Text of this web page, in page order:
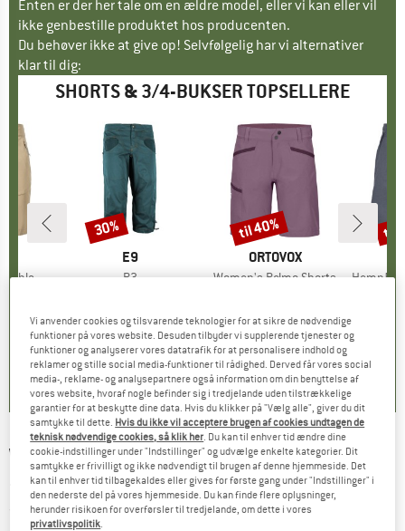
Enten er der her tale om en ældre model, eller vi kan eller vil
ikke genbestille produktet hos producenten.
Du behøver ikke at give op! Selvfølgelig har vi alternativer
klar til dig:
SHORTS & 3/4-BUKSER TOPSELLERE
)
MÆRKE
E9
Artikel
R3
5,0(5)
Rabat
30%
MÆRKE
ORTOVOX
Artikel
Women's Pelmo Shorts
+1
4,8(37)
Rabat
til 40%
Artikel
Hemp53
til
WE NORWEGIANS -Women's Salt Bikershorts
- Shorts
(0)
Vi anvender cookies og tilsvarende teknologier for at sikre de nødvendige
funktioner på vores website. Desuden tilbyder vi supplerende tjenester og
funktioner og analyserer vores datatrafik for at personalisere indhold og
reklamer og stille social media-funktioner til rådighed. Derved får vores social
media-, reklame- og analysepartnere også information om din benyttelse af
vores website, hvoraf nogle befinder sig i tredjelande uden tilstrækkelige
garantier for at beskytte dine data. Hvis du klikker på "Vælg alle", giver du dit
samtykke til dette. Hvis du ikke vil acceptere brugen af cookies undtagen de
teknisk nødvendige cookies, så klik her. Du kan til enhver tid ændre dine
cookie-indstillinger under "Indstillinger" og udvælge enkelte kategorier. Dit
samtykke er frivilligt og ikke nødvendigt til brugen af denne hjemmeside. Det
kan til enhver tid tilbagekaldes eller gives for første gang under "Indstillinger" i
den nederste del på vores hjemmeside. Du kan finde flere oplysninger,
herunder risikoen for overførsler til tredjelande, om dette i vores
privatlivspolitik.